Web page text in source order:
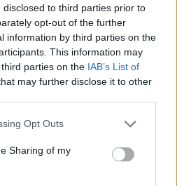
to third parties prior to
opt-out of the further
information by third parties on the
This information may
parties on the IAB’s List of
may further disclose it to other
app uses one or more Google
behaviour. You may click to
and its third-party tags to
purposes in below Google
Opt Outs
Sharing of my
győri eto hc